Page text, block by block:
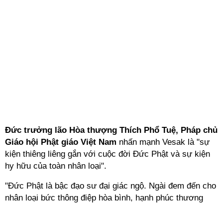
Đức trưởng lão Hòa thượng Thích Phổ Tuệ, Pháp chủ
Giáo hội Phật giáo Việt Nam nhấn mạnh Vesak là "sự
kiện thiêng liêng gắn với cuộc đời Đức Phật và sự kiện
hy hữu của toàn nhân loại".
"Đức Phật là bậc đạo sư đại giác ngộ. Ngài đem đến cho
nhân loại bức thông điệp hòa bình, hạnh phúc thương